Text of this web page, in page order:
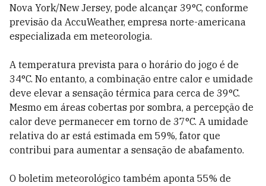
Nova York/New Jersey, pode alcançar 39°C, conforme
previsão da AccuWeather, empresa norte-americana
especializada em meteorologia.
A temperatura prevista para o horário do jogo é de
34°C. No entanto, a combinação entre calor e umidade
deve elevar a sensação térmica para cerca de 39°C.
Mesmo em áreas cobertas por sombra, a percepção de
calor deve permanecer em torno de 37°C. A umidade
relativa do ar está estimada em 59%, fator que
contribui para aumentar a sensação de abafamento.
O boletim meteorológico também aponta 55% de